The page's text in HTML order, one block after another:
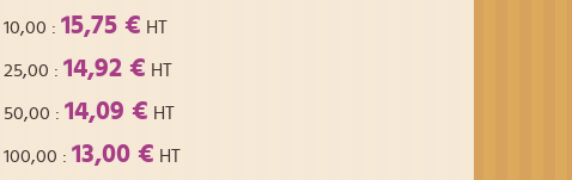
10,00 : 15,75 € HT
25,00 : 14,92 € HT
50,00 : 14,09 € HT
100,00 : 13,00 € HT